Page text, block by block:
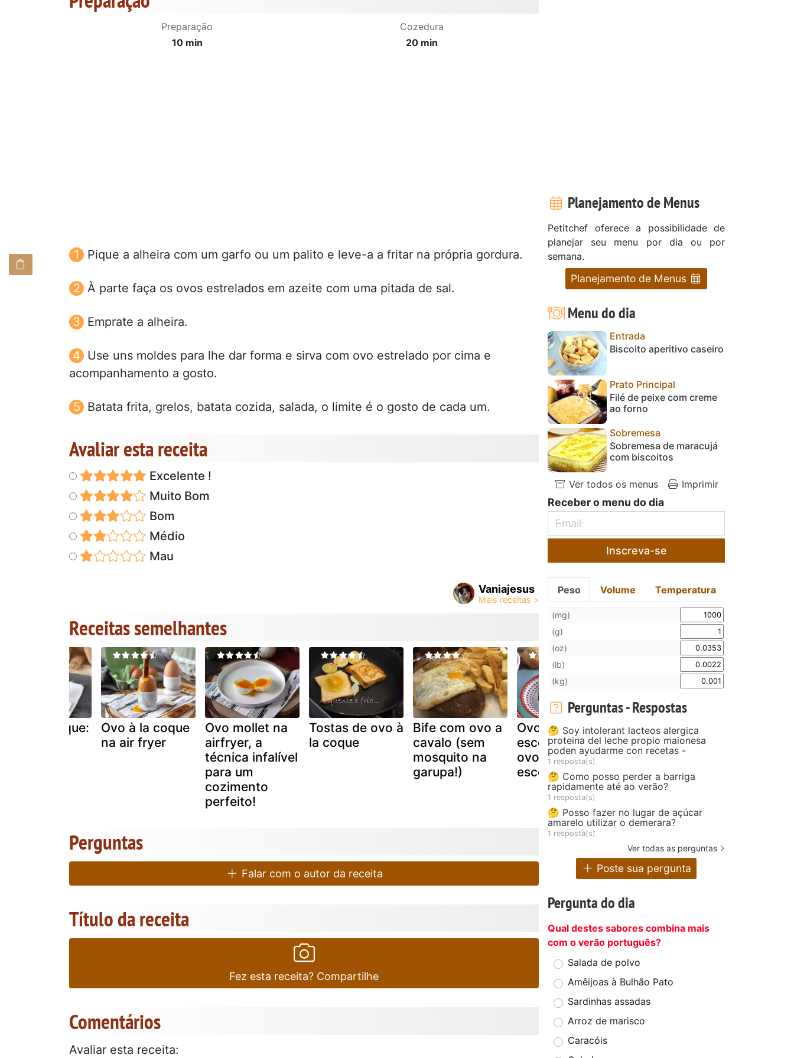
Preparação
10 min
Cozedura
20 min
Pique a alheira com um garfo ou um palito e leve-a a fritar na própria gordura.
À parte faça os ovos estrelados em azeite com uma pitada de sal.
Emprate a alheira.
Use uns moldes para lhe dar forma e sirva com ovo estrelado por cima e
acompanhamento a gosto.
Batata frita, grelos, batata cozida, salada, o limite é o gosto de cada um.
Avaliar esta receita
Excelente !
Muito Bom
Bom
Médio
Mau
Vaniajesus
Receitas semelhantes
à la coque:
Ovo à la coque
na air fryer
Ovo mollet na
airfryer, a
técnica infalível
para um
cozimento
perfeito!
Tostas de ovo à
la coque
Bife com ovo a
cavalo (sem
mosquito na
garupa!)
Ovos
escoceses ou
ovo empanado
escocês
Cevadinha com
ovo a cavalo
Perguntas
Falar com o autor da receita
Título da receita
Fez esta receita? Compartilhe
Comentários
Avaliar esta receita:
Planejamento de Menus
Petitchef oferece a possibilidade de
planejar seu menu por dia ou por
semana.
Planejamento de Menus
Menu do dia
Entrada
Biscoito aperitivo caseiro
Prato Principal
Filé de peixe com creme
ao forno
Sobremesa
Sobremesa de maracujá
com biscoitos
Ver todos os menus Imprimir
Receber o menu do dia
Inscreva-se
Peso Volume Temperatura
(mg)
(g)
(oz)
(lb)
(kg)
Perguntas - Respostas
🤔 Soy intolerant lacteos alergica
proteina del leche propio maionesa
poden ayudarme con recetas -
1 resposta(s)
🤔 Como posso perder a barriga
rapidamente até ao verão?
1 resposta(s)
🤔 Posso fazer no lugar de açúcar
amarelo utilizar o demerara?
1 resposta(s)
Ver todas as perguntas
Poste sua pergunta
Pergunta do dia
Qual destes sabores combina mais
com o verão português?
Salada de polvo
Amêijoas à Bulhão Pato
Sardinhas assadas
Arroz de marisco
Caracóis